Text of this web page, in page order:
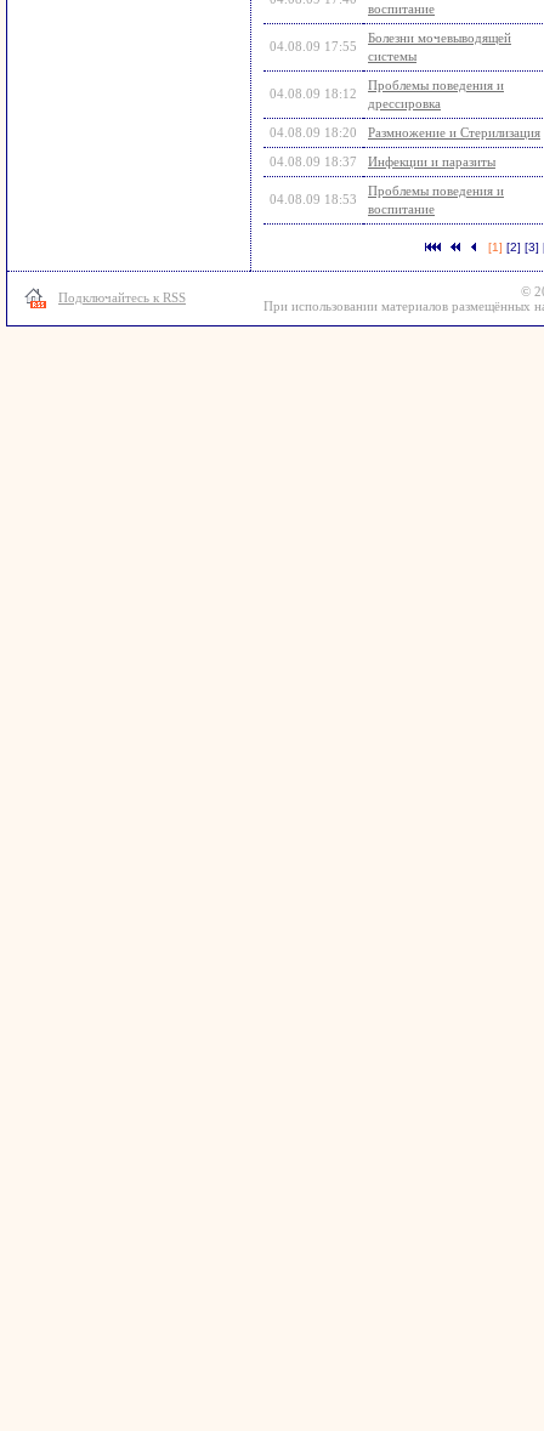
воспитание
04.08.09 17:55
Болезни мочевыводящей
системы
04.08.09 18:12
Проблемы поведения и
дрессировка
04.08.09 18:20
Размножение и Стерилизация
04.08.09 18:37
Инфекции и паразиты
04.08.09 18:53
Проблемы поведения и
воспитание
[1] [2] [3]
Подключайтесь к RSS
©
При использовании материалов размещённых